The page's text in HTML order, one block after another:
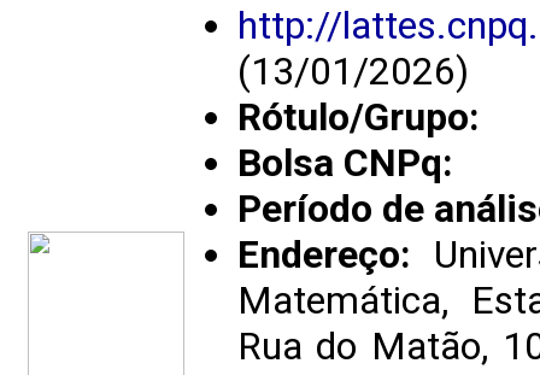
http://
(13/01/2026)
Rótulo/Grupo:
Bolsa CNPq:
Período de
Endereço:
Matemática,
Rua do Matão,